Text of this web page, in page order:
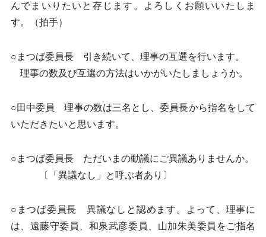
んでまいりたいと存じます。よろしくお願いいたしま
す。（拍手）
○まつば委員長 引き続いて、理事の互選を行います。
理事の数及び互選の方法はいかがいたしましょうか。
○田中委員 理事の数は三名とし、委員長から指名をして
いただきたいと思います。
○まつば委員長 ただいまの動議にご異議ありませんか。
〔「異議なし」と呼ぶ者あり〕
○まつば委員長 異議なしと認めます。よって、理事に
は、遠藤守委員、和泉武彦委員、山加朱美委員をご指名